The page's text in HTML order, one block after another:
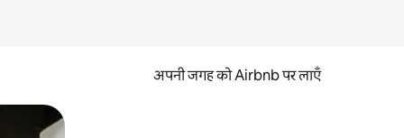
अपनी जगह को Airbnb पर लाएँ